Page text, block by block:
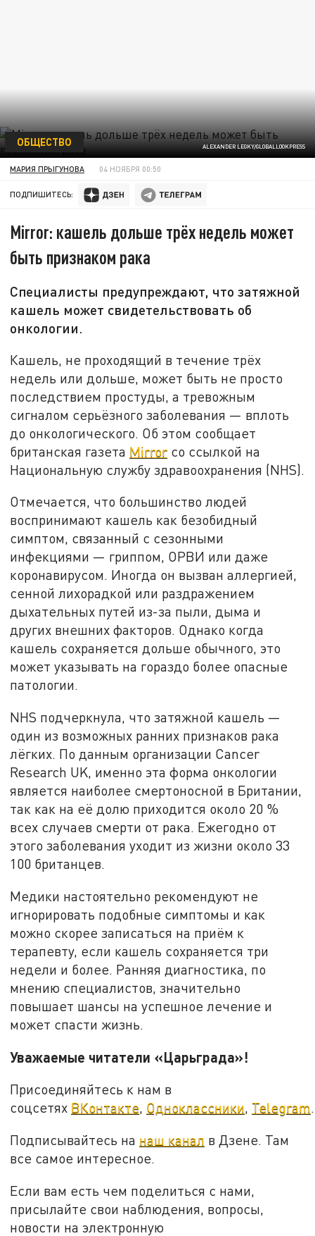
ALEXANDER LEGKY/GLOBALLOOKPRESS
ОБЩЕСТВО
МАРИЯ ПРЫГУНОВА 04 НОЯБРЯ 00:50
ПОДПИШИТЕСЬ:
Mirror: кашель дольше трёх недель может
быть признаком рака
Специалисты предупреждают, что затяжной
кашель может свидетельствовать об
онкологии.
Кашель, не проходящий в течение трёх
недель или дольше, может быть не просто
последствием простуды, а тревожным
сигналом серьёзного заболевания — вплоть
до онкологического. Об этом сообщает
британская газета Mirror со ссылкой на
Национальную службу здравоохранения (NHS).
Отмечается, что большинство людей
воспринимают кашель как безобидный
симптом, связанный с сезонными
инфекциями — гриппом, ОРВИ или даже
коронавирусом. Иногда он вызван аллергией,
сенной лихорадкой или раздражением
дыхательных путей из-за пыли, дыма и
других внешних факторов. Однако когда
кашель сохраняется дольше обычного, это
может указывать на гораздо более опасные
патологии.
NHS подчеркнула, что затяжной кашель —
один из возможных ранних признаков рака
лёгких. По данным организации Cancer
Research UK, именно эта форма онкологии
является наиболее смертоносной в Британии,
так как на её долю приходится около 20 %
всех случаев смерти от рака. Ежегодно от
этого заболевания уходит из жизни около 33
100 британцев.
Медики настоятельно рекомендуют не
игнорировать подобные симптомы и как
можно скорее записаться на приём к
терапевту, если кашель сохраняется три
недели и более. Ранняя диагностика, по
мнению специалистов, значительно
повышает шансы на успешное лечение и
может спасти жизнь.
Уважаемые читатели «Царьграда»!
Присоединяйтесь к нам в
соцсетях ВКонтакте, Одноклассники, Telegram.
Подписывайтесь на наш канал в Дзене. Там
все самое интересное.
Если вам есть чем поделиться с нами,
присылайте свои наблюдения, вопросы,
новости на электронную